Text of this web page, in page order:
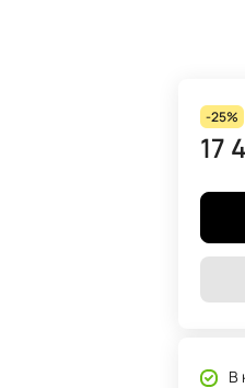
-25%
17
В